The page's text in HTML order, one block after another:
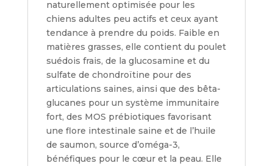
naturellement optimisée pour les
chiens adultes peu actifs et ceux ayant
tendance à prendre du poids. Faible en
matières grasses, elle contient du poulet
suédois frais, de la glucosamine et du
sulfate de chondroïtine pour des
articulations saines, ainsi que des bêta-
glucanes pour un système immunitaire
fort, des MOS prébiotiques favorisant
une flore intestinale saine et de l’huile
de saumon, source d’oméga-3,
bénéfiques pour le cœur et la peau. Elle